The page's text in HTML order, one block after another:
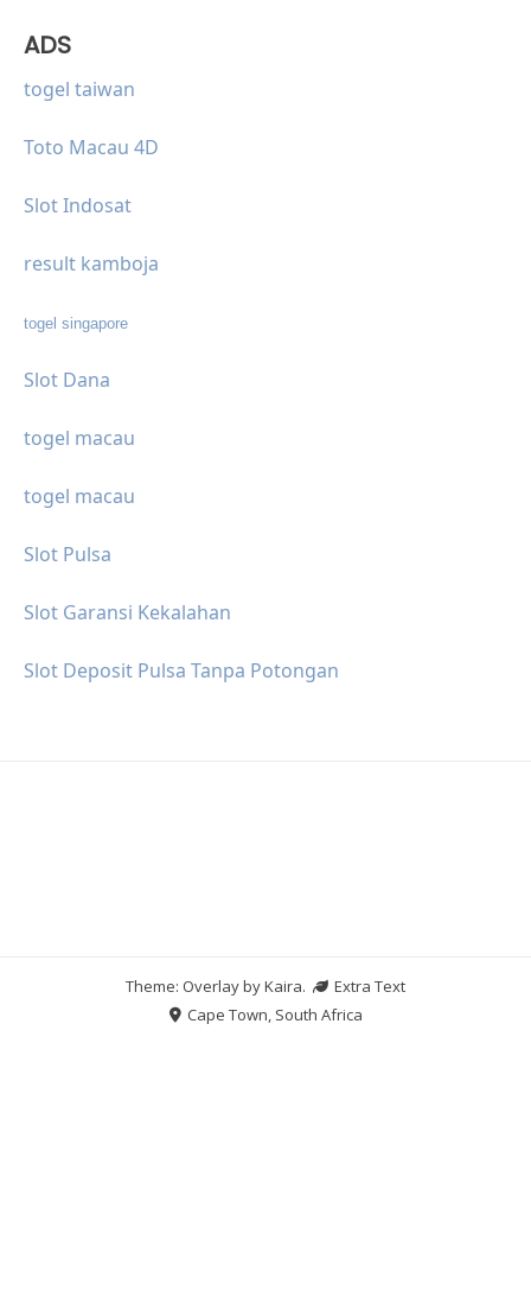
ADS
togel taiwan
Toto Macau 4D
Slot Indosat
result kamboja
togel singapore
Slot Dana
togel macau
togel macau
Slot Pulsa
Slot Garansi Kekalahan
Slot Deposit Pulsa Tanpa Potongan
Theme: Overlay byKaira.
Extra Text
Cape Town, South Africa